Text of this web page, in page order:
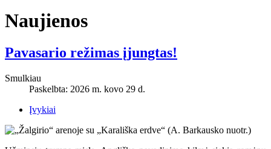
Naujienos
Pavasario režimas įjungtas!
Smulkiau
Paskelbta: 2026 m. kovo 29 d.
Įvykiai